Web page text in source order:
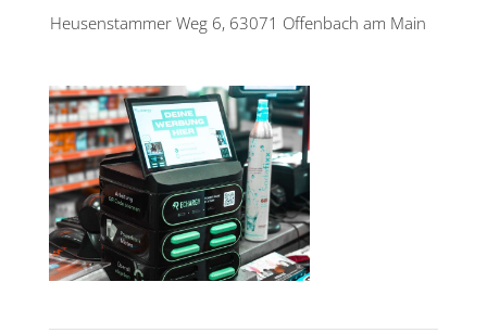
Heusenstammer Weg 6, 63071 Offenbach am Main